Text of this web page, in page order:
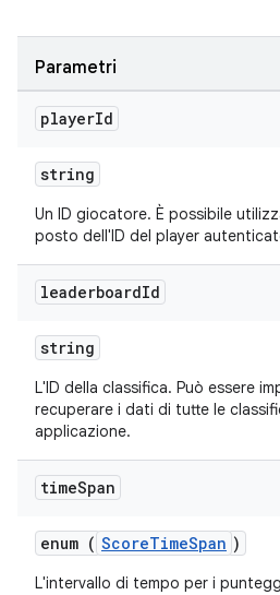
Parametri
playerId
string
Un ID giocatore. È possibile
posto dell'ID del player
leaderboardId
string
L'ID della classifica. Può essere
recuperare i dati di tutte le
applicazione.
timeSpan
enum ( ScoreTimeSpan )
L'intervallo di tempo per i